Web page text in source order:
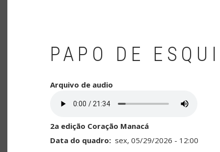
PAPO DE
Arquivo de audio
2a edição Coração Manacá
Data do quadro
sex, 05/29/2026 - 12:00